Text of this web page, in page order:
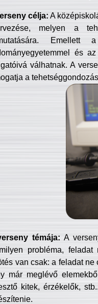
célja: A
melyen a
Emellett
és
válhatnak. A
a
témája: A
probléma, feladat
van csak: a feladat
már meglévő
kitek, érzékelők,